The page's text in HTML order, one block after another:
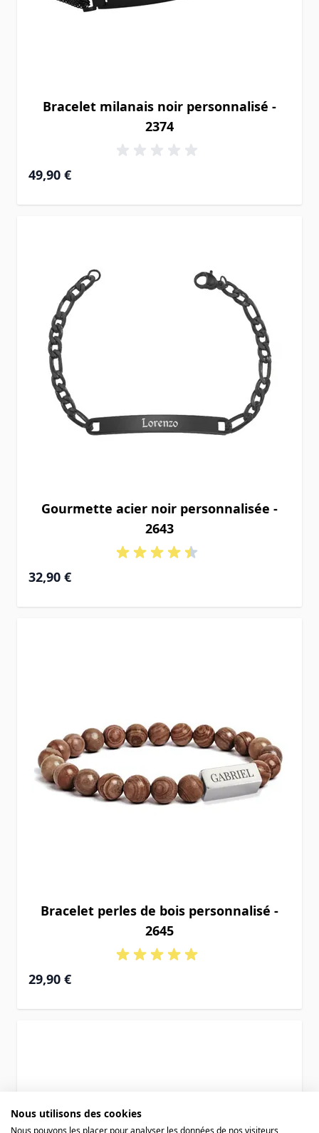
Bracelet milanais noir personnalisé -
2374
49,90 €
Gourmette acier noir personnalisée -
2643
32,90 €
Bracelet perles de bois personnalisé -
2645
29,90 €
Nous utilisons des cookies
Nous pouvons les placer pour analyser les données de nos visiteurs,